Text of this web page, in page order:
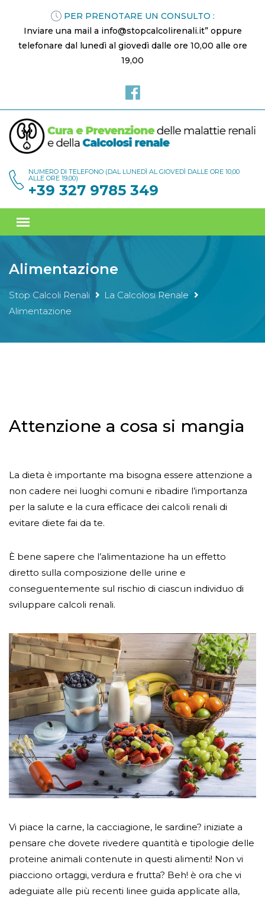
PER PRENOTARE UN CONSULTO :
Inviare una mail a info@stopcalcolirenali.it” oppure
telefonare dal lunedì al giovedì dalle ore 10,00 alle ore
19,00
NUMERO DI TELEFONO (DAL LUNEDÌ AL GIOVEDÌ DALLE ORE 10,00
ALLE ORE 19,00)
+39 327 9785 349
Alimentazione
Stop Calcoli Renali
La Calcolosi Renale
Alimentazione
Attenzione a cosa si mangia
La dieta è importante ma bisogna essere attenzione a
non cadere nei luoghi comuni e ribadire l’importanza
per la salute e la cura efficace dei calcoli renali di
evitare diete fai da te.
È bene sapere che l’alimentazione ha un effetto
diretto sulla composizione delle urine e
conseguentemente sul rischio di ciascun individuo di
sviluppare calcoli renali.
Vi piace la carne, la cacciagione, le sardine? iniziate a
pensare che dovete rivedere quantità e tipologie delle
proteine animali contenute in questi alimenti! Non vi
piacciono ortaggi, verdura e frutta? Beh! è ora che vi
adeguiate alle più recenti linee guida applicate alla,